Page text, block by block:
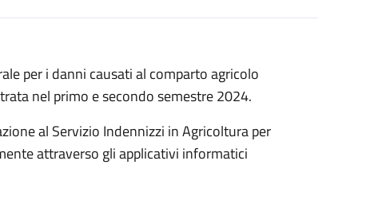
per i danni causati al comparto agricolo
nel primo e secondo semestre 2024.
al Servizio Indennizzi in Agricoltura per
attraverso gli applicativi informatici